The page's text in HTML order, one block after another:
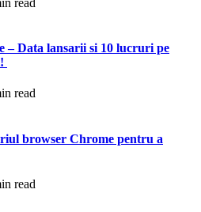
read
– Data lansarii si 10 lucruri pe
read
browser Chrome pentru a
read